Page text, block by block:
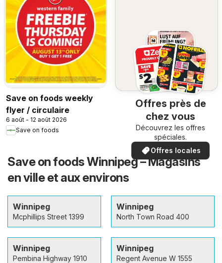
Save on foods weekly
flyer / circulaire
6 août - 12 août 2026
Save on foods
Offres près de
chez vous
Découvrez les offres
spéciales.
Offres locales
Save on foods Winnipeg – Magasins
en ville et aux environs
Winnipeg
Mcphillips Street 1399
Winnipeg
North Town Road 400
Winnipeg
Pembina Highway 1910
Winnipeg
Regent Avenue W 1555